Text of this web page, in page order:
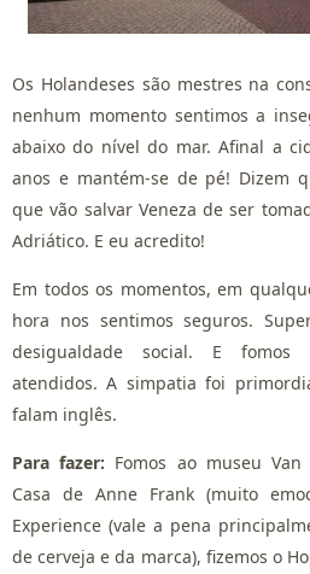
Os Holandeses são mestres na
nenhum momento sentimos a
abaixo do nível do mar. Afinal a
anos e mantém-se de pé! Dizem
que vão salvar Veneza de ser
Adriático. E eu acredito!
Em todos os momentos, em
hora nos sentimos seguros.
desigualdade social. E
atendidos. A simpatia foi
falam inglês.
Para fazer: Fomos ao museu
Casa de Anne Frank (muito
Experience (vale a pena
de cerveja e da marca), fizemos o